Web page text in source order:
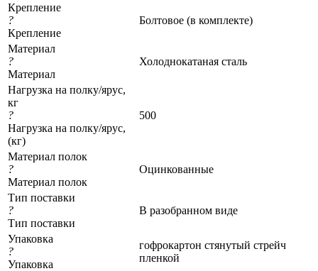
Крепление
?
Крепление
Болтовое (в комплекте)
Материал
?
Материал
Холоднокатаная сталь
Нагрузка на полку/ярус,
кг
?
Нагрузка на полку/ярус,
(кг)
500
Материал полок
?
Материал полок
Оцинкованные
Тип поставки
?
Тип поставки
В разобранном виде
Упаковка
?
Упаковка
гофрокартон стянутый стрейч
пленкой